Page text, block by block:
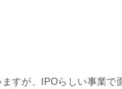
すが、IPOらしい事業で